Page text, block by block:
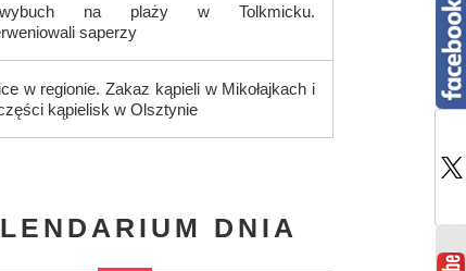
na plaży w Tolkmicku.
saperzy
w regionie. Zakaz kąpieli w Mikołajkach i
kąpielisk w Olsztynie
DNIA